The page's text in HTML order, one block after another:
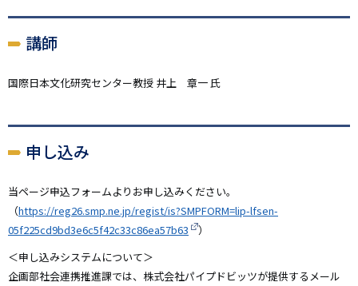
講師
国際日本文化研究センター教授 井上 章一 氏
申し込み
当ページ申込フォームよりお申し込みください。
（https://reg26.smp.ne.jp/regist/is?SMPFORM=lip-lfsen-
05f225cd9bd3e6c5f42c33c86ea57b63
）
＜申し込みシステムについて＞
企画部社会連携推進課では、株式会社パイプドビッツが提供するメール